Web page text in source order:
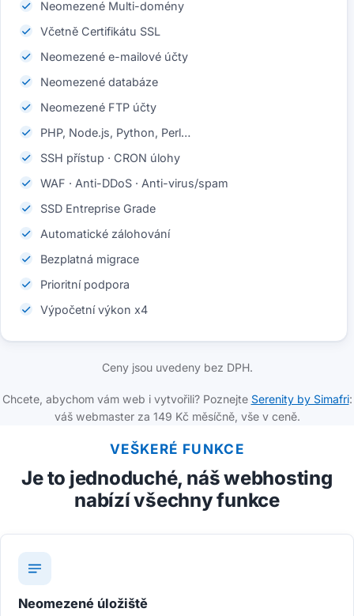
Neomezené Multi-domény
Včetně Certifikátu SSL
Neomezené e-mailové účty
Neomezené databáze
Neomezené FTP účty
PHP, Node.js, Python, Perl…
SSH přístup · CRON úlohy
WAF · Anti-DDoS · Anti-virus/spam
SSD Entreprise Grade
Automatické zálohování
Bezplatná migrace
Prioritní podpora
Výpočetní výkon x4
Ceny jsou uvedeny bez DPH.
Chcete, abychom vám web i vytvořili? Poznejte Serenity by Simafri:
váš webmaster za 149 Kč měsíčně, vše v ceně.
VEŠKERÉ FUNKCE
Je to jednoduché, náš webhosting
nabízí všechny funkce
Neomezené úložiště